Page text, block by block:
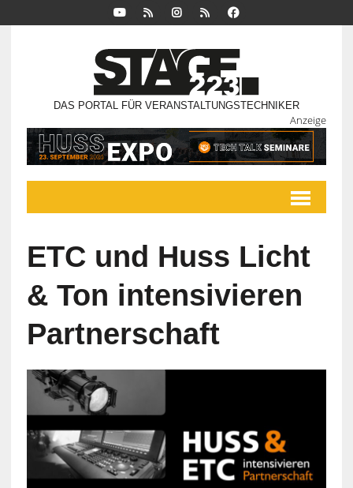
DAS PORTAL FÜR VERANSTALTUNGSTECHNIKER
Anzeige
ETC und Huss Licht
& Ton intensivieren
Partnerschaft